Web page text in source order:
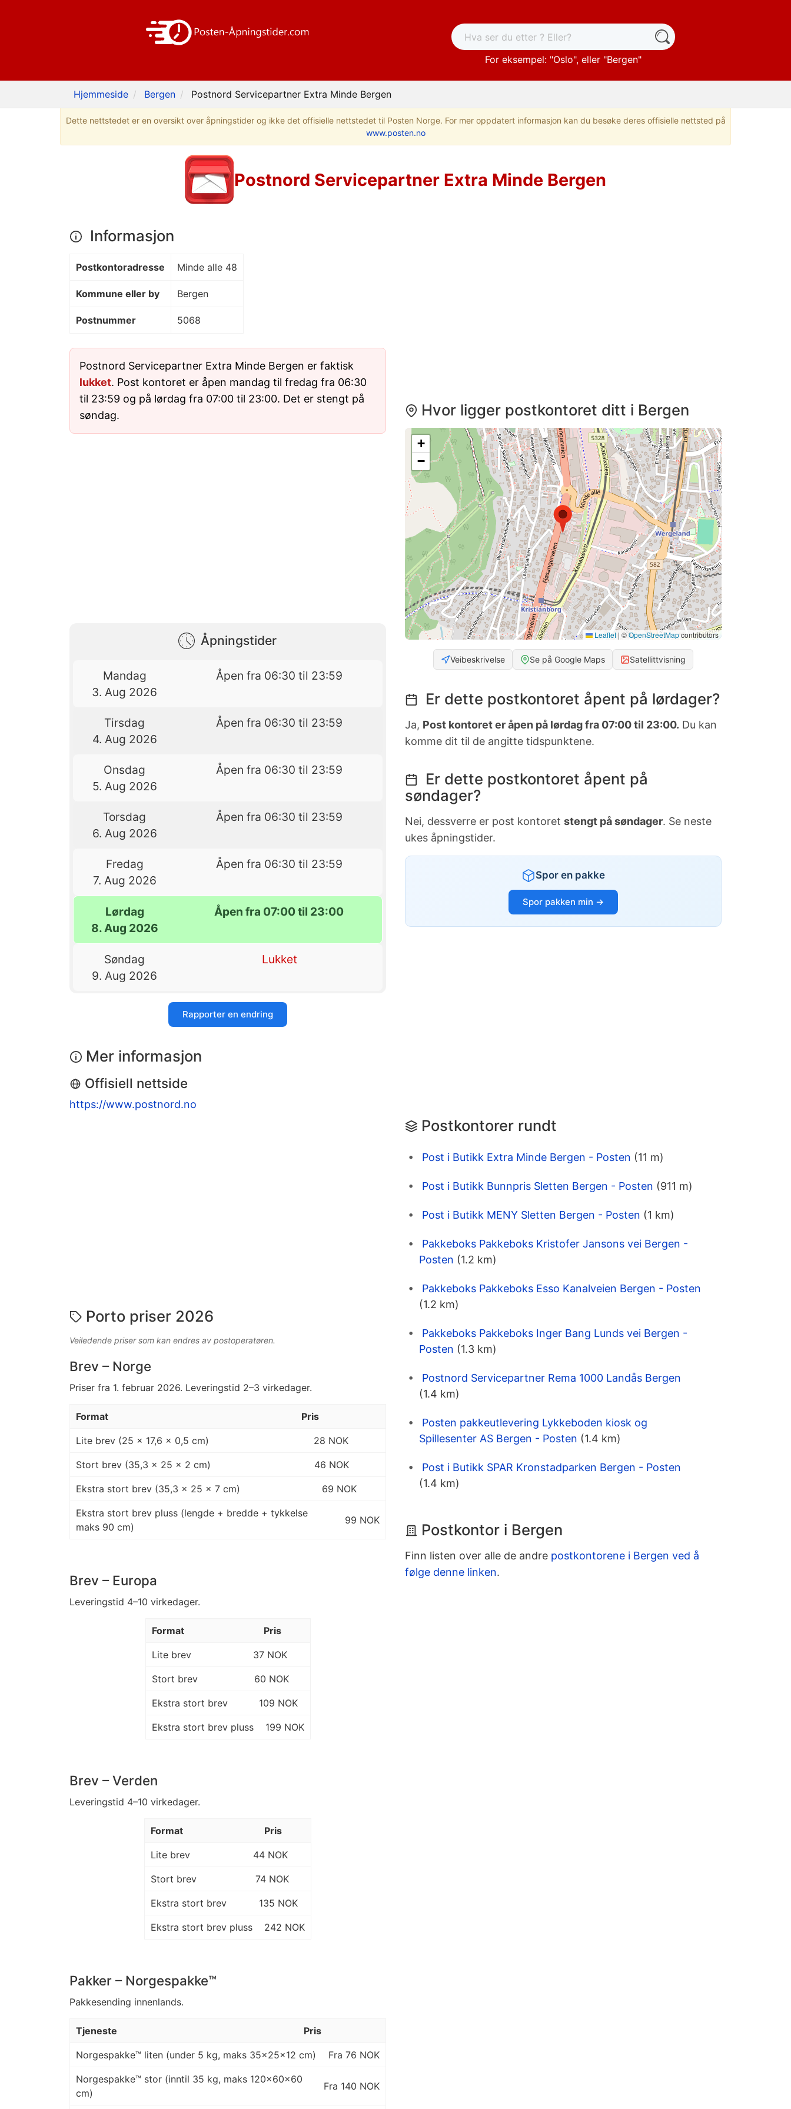
For eksempel: "Oslo", eller "Bergen"
Hjemmeside Bergen Postnord Servicepartner Extra Minde Bergen
Dette nettstedet er en oversikt over åpningstider og ikke det offisielle nettstedet til Posten Norge. For mer oppdatert informasjon kan du besøke deres offisielle nettsted på
www.posten.no
Postnord Servicepartner Extra Minde Bergen
Informasjon
Postkontoradresse Minde alle 48
Kommune eller by Bergen
Postnummer 5068
Postnord Servicepartner Extra Minde Bergen er faktisk
lukket. Post kontoret er åpen mandag til fredag fra 06:30
til 23:59 og på lørdag fra 07:00 til 23:00. Det er stengt på
søndag.
Åpningstider
Mandag
3. Aug 2026
Åpen fra 06:30 til 23:59
Tirsdag
4. Aug 2026
Åpen fra 06:30 til 23:59
Onsdag
5. Aug 2026
Åpen fra 06:30 til 23:59
Torsdag
6. Aug 2026
Åpen fra 06:30 til 23:59
Fredag
7. Aug 2026
Åpen fra 06:30 til 23:59
Lørdag
8. Aug 2026
Åpen fra 07:00 til 23:00
Søndag
9. Aug 2026
Lukket
Rapporter en endring
Mer informasjon
Offisiell nettside
https://www.postnord.no
Porto priser 2026
Veiledende priser som kan endres av postoperatøren.
Brev – Norge
Priser fra 1. februar 2026. Leveringstid 2–3 virkedager.
Format Pris
Lite brev (25 × 17,6 × 0,5 cm) 28 NOK
Stort brev (35,3 × 25 × 2 cm) 46 NOK
Ekstra stort brev (35,3 × 25 × 7 cm) 69 NOK
Ekstra stort brev pluss (lengde + bredde + tykkelse
maks 90 cm)
99 NOK
Brev – Europa
Leveringstid 4–10 virkedager.
Format Pris
Lite brev 37 NOK
Stort brev 60 NOK
Ekstra stort brev 109 NOK
Ekstra stort brev pluss 199 NOK
Brev – Verden
Leveringstid 4–10 virkedager.
Format Pris
Lite brev 44 NOK
Stort brev 74 NOK
Ekstra stort brev 135 NOK
Ekstra stort brev pluss 242 NOK
Pakker – Norgespakke™
Pakkesending innenlands.
Tjeneste Pris
Norgespakke™ liten (under 5 kg, maks 35×25×12 cm) Fra 76 NOK
Norgespakke™ stor (inntil 35 kg, maks 120×60×60
cm)
Fra 140 NOK
Hvor ligger postkontoret ditt i Bergen
+
−
Leaflet | ©OpenStreetMapcontributors
Veibeskrivelse Se på Google Maps Satellittvisning
Er dette postkontoret åpent på lørdager?
Ja, Post kontoret er åpen på lørdag fra 07:00 til 23:00. Du kan
komme dit til de angitte tidspunktene.
Er dette postkontoret åpent på
søndager?
Nei, dessverre er post kontoret stengt på søndager. Se neste
ukes åpningstider.
Spor en pakke
Spor pakken min →
Postkontorer rundt
Post i Butikk Extra Minde Bergen - Posten (11 m)
Post i Butikk Bunnpris Sletten Bergen - Posten (911 m)
Post i Butikk MENY Sletten Bergen - Posten (1 km)
Pakkeboks Pakkeboks Kristofer Jansons vei Bergen -
Posten (1.2 km)
Pakkeboks Pakkeboks Esso Kanalveien Bergen - Posten
(1.2 km)
Pakkeboks Pakkeboks Inger Bang Lunds vei Bergen -
Posten (1.3 km)
Postnord Servicepartner Rema 1000 Landås Bergen
(1.4 km)
Posten pakkeutlevering Lykkeboden kiosk og
Spillesenter AS Bergen - Posten (1.4 km)
Post i Butikk SPAR Kronstadparken Bergen - Posten
(1.4 km)
Postkontor i Bergen
Finn listen over alle de andre postkontorene i Bergen ved å
følge denne linken.